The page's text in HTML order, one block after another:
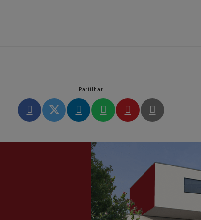
Partilhar